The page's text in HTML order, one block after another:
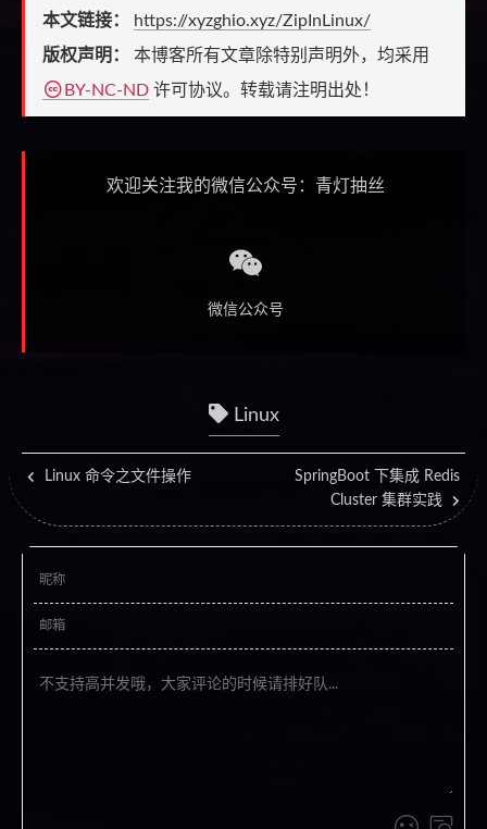
本文链接：
https://xyzghio.xyz/ZipInLinux/
版权声明： 本博客所有文章除特别声明外，均采用
BY-NC-ND 许可协议。转载请注明出处！
欢迎关注我的微信公众号：青灯抽丝
微信公众号
Linux
Linux 命令之文件操作
SpringBoot 下集成 Redis
Cluster 集群实践